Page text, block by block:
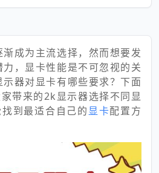
成为主流选择，然而想要发
，显卡性能是不可忽视的关
器对显卡有哪些要求？下面
带来的2k显示器选择不同显
到最适合自己的显卡配置方